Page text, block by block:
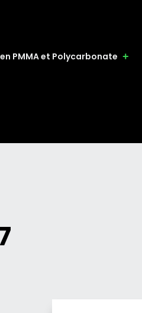
PMMA et Polycarbonate